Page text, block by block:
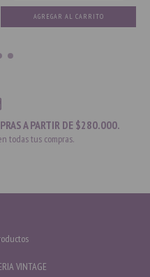
AGREGAR AL CARRITO
A PARTIR DE $280.000.
todas tus compras.
VINTAGE